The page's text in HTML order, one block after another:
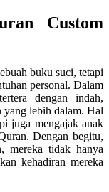
Custom
buku suci, tetapi
personal. Dalam
dengan indah,
yang lebih dalam. Hal
juga mengajak anak
Dengan begitu,
mereka tidak hanya
kehadiran mereka